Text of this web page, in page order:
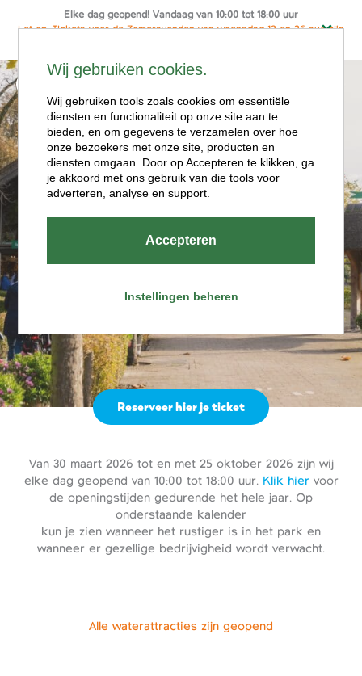
Elke dag geopend! Vandaag van 10:00 tot 18:00 uur
Let op: Tickets voor de Zomeravonden van woensdag 12 en 26 aug zijn
Ga
naar
de
inhoud
Openingstijde
n
Van 30 maart 2026 tot en met 25 oktober 2026 zijn wij
elke dag geopend van 10:00 tot 18:00 uur. Klik hiervoor
de openingstijden gedurende het hele jaar. Op
onderstaande kalender
kun je zien wanneer het rustiger is in het park en
wanneer er gezellige bedrijvigheid wordt verwacht.
Reserveer hier je ticket
Alle waterattracties zijn geopend
Wij gebruiken cookies.
Wij gebruiken tools zoals cookies om essentiële
diensten en functionaliteit op onze site aan te
bieden, en om gegevens te verzamelen over hoe
onze bezoekers met onze site, producten en
diensten omgaan. Door op Accepteren te klikken, ga
je akkoord met ons gebruik van die tools voor
adverteren, analyse en support.
Accepteren
Instellingen beheren